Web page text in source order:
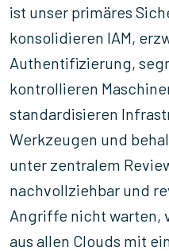
ist unser primäres
konsolidieren IAM,
Authentifizierung,
kontrollieren
standardisieren
Werkzeugen und
unter zentralem
nachvollziehbar und
Angriffe nicht warten,
aus allen Clouds mit